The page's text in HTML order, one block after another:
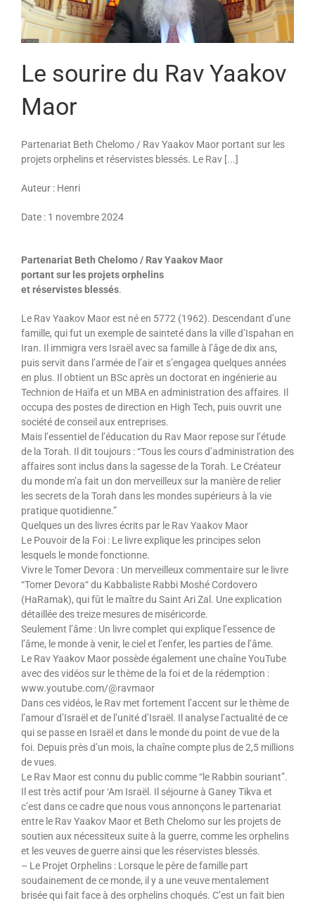
Le sourire du Rav Yaakov
Maor
Partenariat Beth Chelomo / Rav Yaakov Maor portant sur les
projets orphelins et réservistes blessés. Le Rav [...]
Auteur : Henri
Date : 1 novembre 2024
Partenariat Beth Chelomo / Rav Yaakov Maor
portant sur les projets orphelins
et réservistes blessés.
Le Rav Yaakov Maor est né en 5772 (1962). Descendant d’une
famille, qui fut un exemple de sainteté dans la ville d’Ispahan en
Iran. Il immigra vers Israël avec sa famille à l’âge de dix ans,
puis servit dans l’armée de l’air et s’engagea quelques années
en plus. Il obtient un BSc après un doctorat en ingénierie au
Technion de Haïfa et un MBA en administration des affaires. Il
occupa des postes de direction en High Tech, puis ouvrit une
société de conseil aux entreprises.
Mais l’essentiel de l’éducation du Rav Maor repose sur l’étude
de la Torah. Il dit toujours : “Tous les cours d’administration des
affaires sont inclus dans la sagesse de la Torah. Le Créateur
du monde m’a fait un don merveilleux sur la manière de relier
les secrets de la Torah dans les mondes supérieurs à la vie
pratique quotidienne.”
Quelques un des livres écrits par le Rav Yaakov Maor
Le Pouvoir de la Foi : Le livre ex­plique les principes selon
lesquels le monde fonctionne.
Vivre le Tomer Devora : Un merveilleux commentaire sur le livre
“Tomer Devora“ du Kabbaliste Rabbi Moshé Cordovero
(HaRamak), qui fût le maître du Saint Ari Zal. Une explication
détaillée des treize mesures de miséricorde.
Seulement l’âme : Un livre complet qui explique l’essence de
l’âme, le monde à venir, le ciel et l’enfer, les parties de l’âme.
Le Rav Yaakov Maor possède également une chaîne YouTube
avec des vidéos sur le thème de la foi et de la rédemption :
www.youtube.com/@ravmaor
Dans ces vidéos, le Rav met fortement l’accent sur le thème de
l’amour d’Israël et de l’unité d’Israël. Il analyse l’actualité de ce
qui se passe en Israël et dans le monde du point de vue de la
foi. Depuis près d’un mois, la chaîne compte plus de 2,5 millions
de vues.
Le Rav Maor est connu du public comme “le Rabbin souriant”.
Il est très actif pour ‘Am Israël. Il séjourne à Ganey Tikva et
c’est dans ce cadre que nous vous annonçons le partenariat
entre le Rav Yaakov Maor et Beth Chelomo sur les projets de
soutien aux nécessiteux suite à la guerre, comme les orphelins
et les veuves de guerre ainsi que les réservistes blessés.
– Le Projet Orphelins : Lorsque le père de famille part
soudainement de ce monde, il y a une veuve mentalement
brisée qui fait face à des orphelins choqués. C’est un fait bien